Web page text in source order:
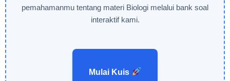
pemahamanmu tentang materi Biologi melalui bank soal
interaktif kami.
Mulai Kuis